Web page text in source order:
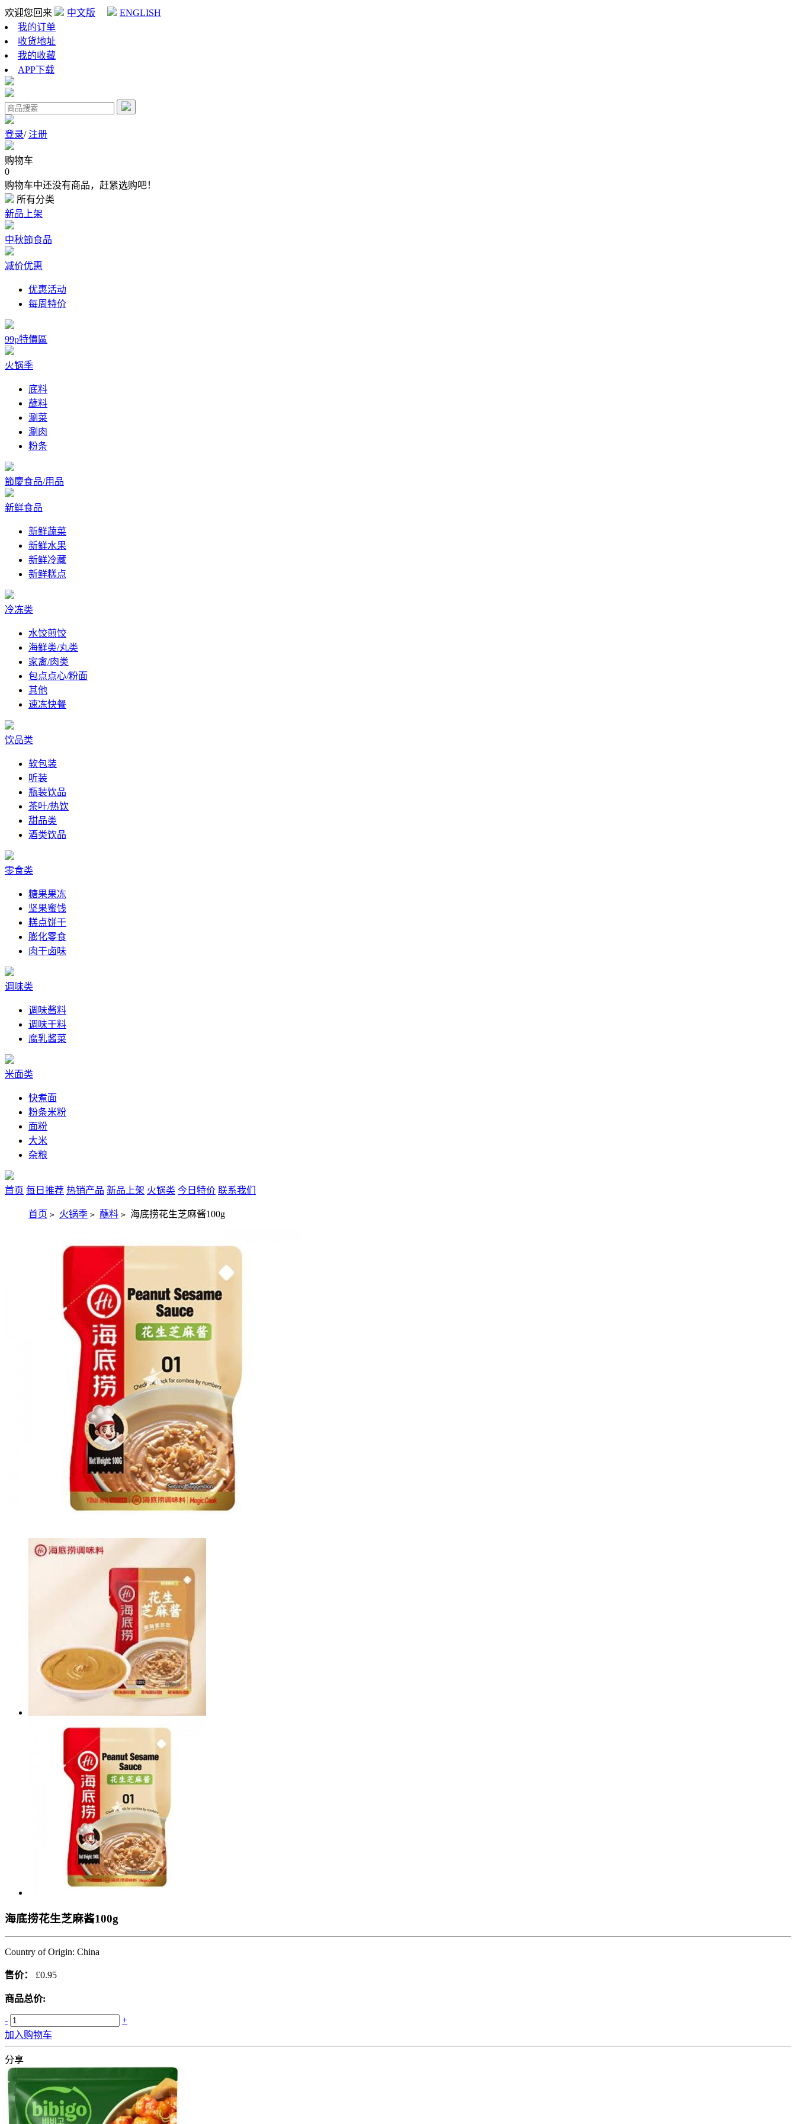
欢迎您回来 中文版
ENGLISH
我的订单
收货地址
我的收藏
APP下载
登录/注册
购物车
0
购物车中还没有商品，赶紧选购吧！
所有分类
新品上架
中秋節食品
减价优惠
优惠活动
每周特价
99p特價區
火锅季
底料
蘸料
涮菜
涮肉
粉条
節慶食品/用品
新鲜食品
新鲜蔬菜
新鲜水果
新鲜冷藏
新鲜糕点
冷冻类
水饺煎饺
海鲜类/丸类
家禽/肉类
包点点心/粉面
其他
速冻快餐
饮品类
软包装
听装
瓶装饮品
茶叶/热饮
甜品类
酒类饮品
零食类
糖果果冻
坚果蜜饯
糕点饼干
膨化零食
肉干卤味
调味类
调味酱料
调味干料
腐乳酱菜
米面类
快煮面
粉条米粉
面粉
大米
杂粮
首页 每日推荐 热销产品 新品上架 火锅类 今日特价 联系我们
首页 > 火锅季 > 蘸料 > 海底捞花生芝麻酱100g
海底捞花生芝麻酱100g
Country of Origin: China
售价： £0.95
商品总价:
-
+
加入购物车
分享